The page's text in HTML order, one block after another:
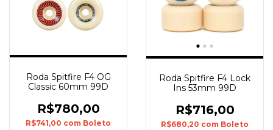
Roda Spitfire F4 OG
Classic 60mm 99D
R$780,00
R$741,00 com Boleto
Roda Spitfire F4 Lock
Ins 53mm 99D
R$716,00
R$680,20 com Boleto